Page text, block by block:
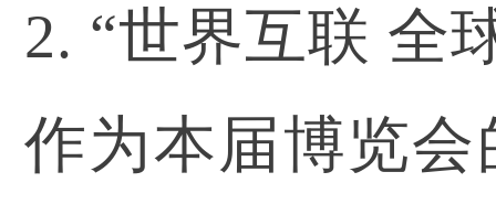
2. “世界互联 全
作为本届博览会